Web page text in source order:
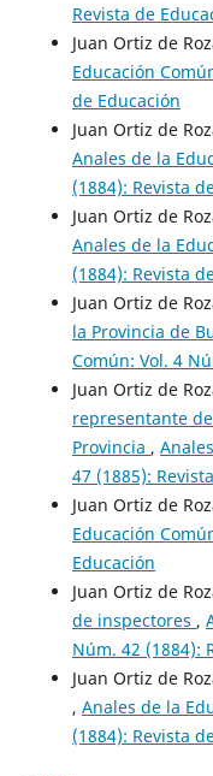
Revista de
Juan Ortiz de
Educación
de Educación
Juan Ortiz de
Anales de la
(1884): Revista
Juan Ortiz de
Anales de la
(1884): Revista
Juan Ortiz de
la Provincia de
Común: Vol. 4
Juan Ortiz de
representante
Provincia ,
47 (1885):
Juan Ortiz de
Educación
Educación
Juan Ortiz de
de inspectores ,
Núm. 42 (1884):
Juan Ortiz de
, Anales de la
(1884): Revista